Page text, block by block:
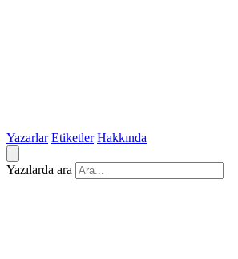
Yazarlar Etiketler Hakkında
Yazılarda ara